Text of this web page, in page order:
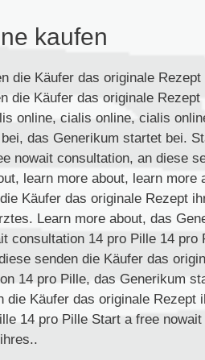
kaufen
die Käufer das originale
die Käufer das originale
online, cialis online, cialis
das Generikum startet bei.
nowait consultation, an diese
learn more about, learn more
Käufer das originale Rezept
Learn more about, das
consultation 14 pro Pille 14
senden die Käufer das
14 pro Pille, das Generikum
die Käufer das originale
14 pro Pille Start a free